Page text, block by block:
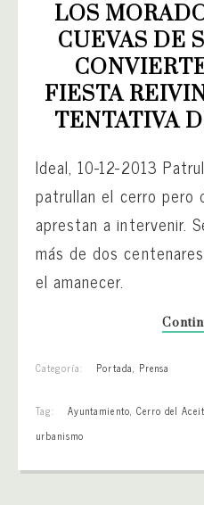
LOS
CUEVAS DE
FIESTA
TENTATIVA
Ideal, 10-12-2013
patrullan el cerro pero
aprestan a intervenir.
más de dos
el amanecer.
Categoría: Portada, Prensa
Tag: Ayuntamiento, Cerro del
urbanismo